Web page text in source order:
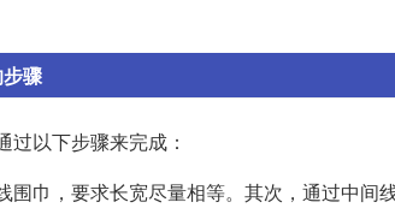
骤
以下步骤来完成：
围巾，要求长宽尽量相等。其次，通过中